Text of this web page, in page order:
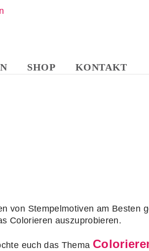
SHOP KONTAKT
von Stempelmotiven am Besten
Colorieren auszuprobieren.
euch das Thema